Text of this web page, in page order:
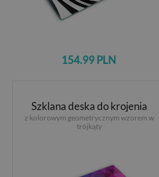
154.99 PLN
Szklana deska do krojenia
z kolorowym geometrycznym wzorem w
trójkąty